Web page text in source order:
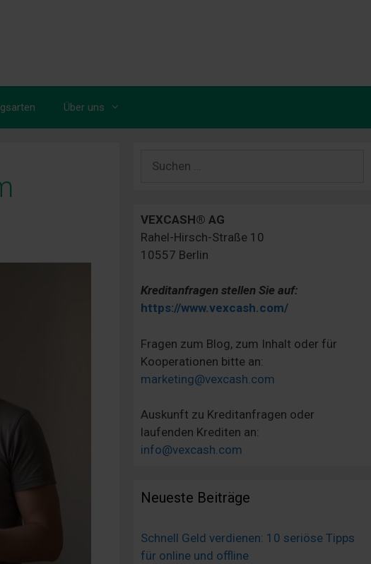
Über uns
nach:
VEXCASH® AG
Rahel-Hirsch-Straße 10
10557 Berlin
Kreditanfragen stellen Sie auf:
https://www.vexcash.com/
Fragen zum Blog, zum Inhalt oder für
Kooperationen bitte an:
marketing@vexcash.com
Auskunft zu Kreditanfragen oder
laufenden Krediten an:
info@vexcash.com
Neueste Beiträge
Schnell Geld verdienen: 10 seriöse Tipps
für online und offline